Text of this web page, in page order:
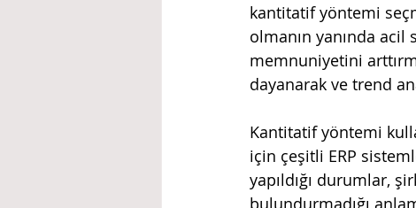
kantitatif yöntemi
olmanın yanında
memnuniyetini
dayanarak ve trend
Kantitatif yöntemi
için çeşitli ERP
yapıldığı durumlar,
bulundurmadığı